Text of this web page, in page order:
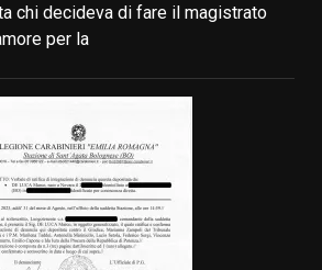
chi decideva di fare il magistrato
per la